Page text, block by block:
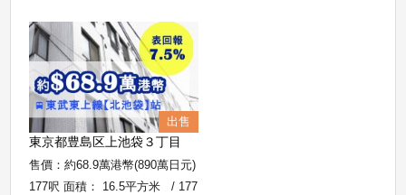
出售
東京都豊島区上池袋３丁目
售價：約68.9萬港幣(890萬日元)
177呎 面積： 16.5平方米 / 177